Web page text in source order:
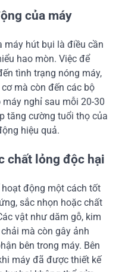
của máy
máy hút bụi là điều cần
hao mòn. Việc để
tình trạng nóng máy,
mà còn đến các bộ
nghỉ sau mỗi 20-30
tăng cường tuổi thọ của
hiệu quả.
chất lỏng độc hại
động một cách tốt
sắc nhọn hoặc chất
vật như dăm gỗ, kim
mà còn gây ảnh
bên trong máy. Bên
máy đã được thiết kế